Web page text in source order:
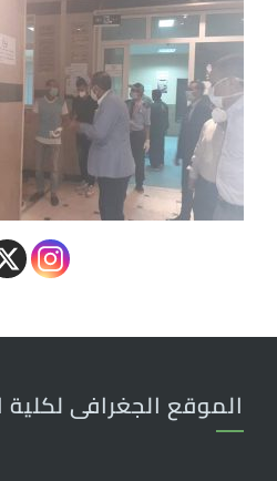
الموقع الجغرافى لكلية